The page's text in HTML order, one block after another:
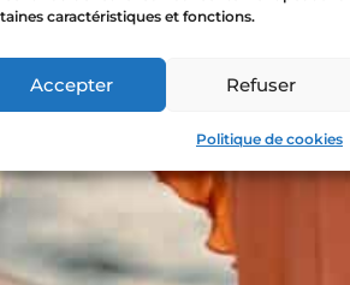
caractéristiques et fonctions.
Accepter Refuser
Politique de cookies